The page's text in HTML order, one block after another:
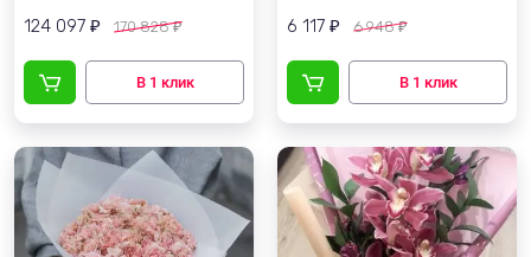
124 097 ₽ 170 828₽ 6 117 ₽ 6 948₽